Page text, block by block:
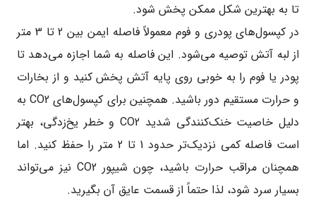
تا به بهترین شکل ممکن پخش شود.
در کپسول‌های پودری و فوم معمولاً فاصله ایمن بین 2 تا 3 متر
از لبه آتش توصیه می‌شود. این فاصله به شما اجازه می‌دهد تا
پودر یا فوم را به خوبی روی پایه آتش پخش کنید و از بخارات
و حرارت مستقیم دور باشید. همچنین برای کپسول‌های CO2 به
دلیل خاصیت خنک‌کنندگی شدید CO2 و خطر یخ‌زدگی، بهتر
است فاصله کمی نزدیک‌تر حدود 1 تا 2 متر را حفظ کنید. اما
همچنان مراقب حرارت باشید، چون شیپور CO2 نیز می‌تواند
بسیار سرد شود، لذا حتماً از قسمت عایق آن بگیرید.